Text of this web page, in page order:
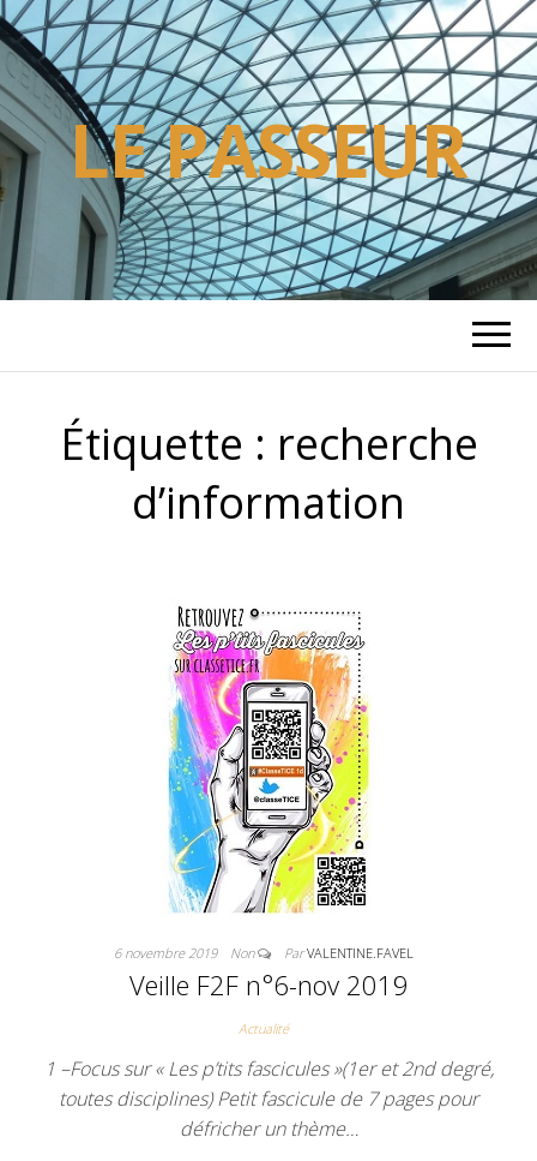
LE PASSEUR
Étiquette : recherche
d’information
6 novembre 2019 Non ParVALENTINE.FAVEL
Veille F2F n°6-nov 2019
Actualité
1 –Focus sur « Les p’tits fascicules »(1er et 2nd degré,
toutes disciplines) Petit fascicule de 7 pages pour
défricher un thème…